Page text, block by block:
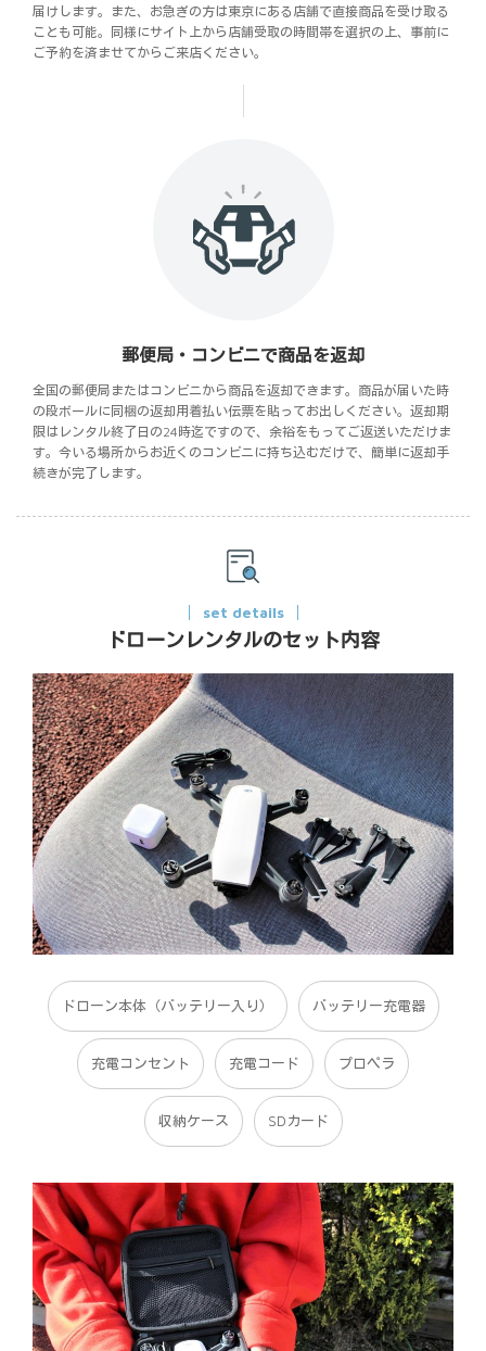
届けします。また、お急ぎの方は東京にある店舗で直接商品を受け取る
ことも可能。同様にサイト上から店舗受取の時間帯を選択の上、事前に
ご予約を済ませてからご来店ください。
郵便局・コンビニで商品を返却
全国の郵便局またはコンビニから商品を返却できます。商品が届いた時
の段ボールに同梱の返却用着払い伝票を貼ってお出しください。返却期
限はレンタル終了日の24時迄ですので、余裕をもってご返送いただけま
す。今いる場所からお近くのコンビニに持ち込むだけで、簡単に返却手
続きが完了します。
set details
ドローンレンタルのセット内容
ドローン本体（バッテリー入り） バッテリー充電器
充電コンセント 充電コード プロペラ
収納ケース SDカード